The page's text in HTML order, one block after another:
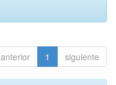
anterior 1 siguiente